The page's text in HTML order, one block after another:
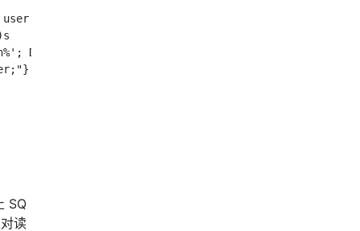
LIKE %(name_1)s
DROP TABLE identifier;"}
SQ
读